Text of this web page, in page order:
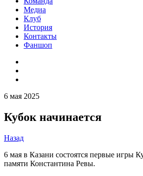
Медиа
Клуб
История
Контакты
Фаншоп
6 мая 2025
Кубок начинается
Назад
6 мая в Казани состоятся первые игры
памяти Константина Ревы.